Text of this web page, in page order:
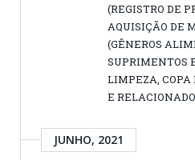
(REGISTRO DE
AQUISIÇÃO DE
(GÊNEROS
SUPRIMENTOS
LIMPEZA, COPA
E
JUNHO, 2021